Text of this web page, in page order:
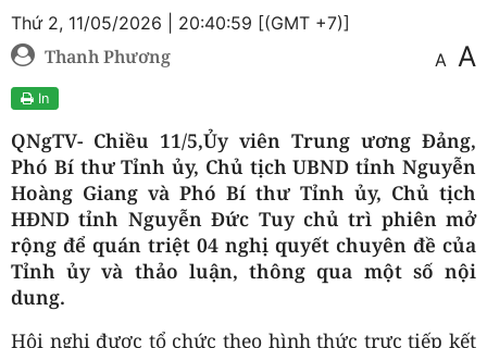
Thứ 2, 11/05/2026 | 20:40:59 [(GMT +7)]
Thanh Phương A A
In
QNgTV- Chiều 11/5,Ủy viên Trung ương Đảng,
Phó Bí thư Tỉnh ủy, Chủ tịch UBND tỉnh Nguyễn
Hoàng Giang và Phó Bí thư Tỉnh ủy, Chủ tịch
HĐND tỉnh Nguyễn Đức Tuy chủ trì phiên mở
rộng để quán triệt 04 nghị quyết chuyên đề của
Tỉnh ủy và thảo luận, thông qua một số nội
dung.
Hội nghị được tổ chức theo hình thức trực tiếp kết